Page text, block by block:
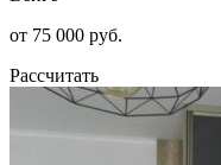
от 75 000 руб.
Рассчитать